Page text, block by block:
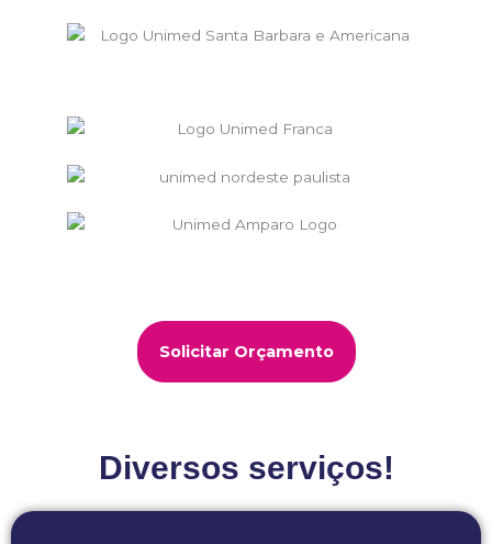
Solicitar Orçamento
Diversos serviços!